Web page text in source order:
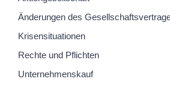
Änderungen des
Krisensituationen
Rechte und Pflichten
Unternehmenskauf